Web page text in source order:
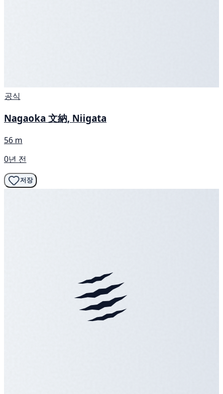
공식
Nagaoka 文納, Niigata
56 m
0년 전
저장